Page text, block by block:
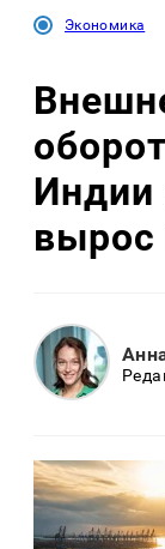
Экономика
Индии
вырос